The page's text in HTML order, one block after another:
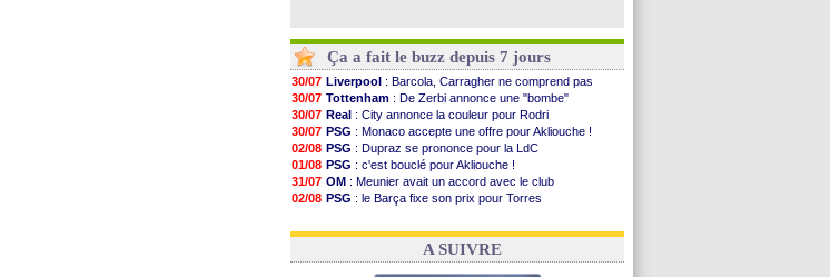
Ça a fait le buzz depuis 7 jours
30/07 Liverpool : Barcola, Carragher ne comprend pas
30/07 Tottenham : De Zerbi annonce une "bombe"
30/07 Real : City annonce la couleur pour Rodri
30/07 PSG : Monaco accepte une offre pour Akliouche !
02/08 PSG : Dupraz se prononce pour la LdC
01/08 PSG : c'est bouclé pour Akliouche !
31/07 OM : Meunier avait un accord avec le club
02/08 PSG : le Barça fixe son prix pour Torres
01/08 Barça: Torres souhaite rejoindre le PSG !
A SUIVRE